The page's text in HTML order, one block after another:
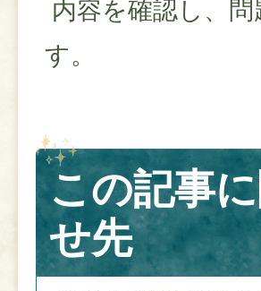
内容を確認し、
す。
この記事
せ先